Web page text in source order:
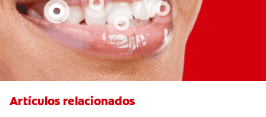
Artículos relacionados